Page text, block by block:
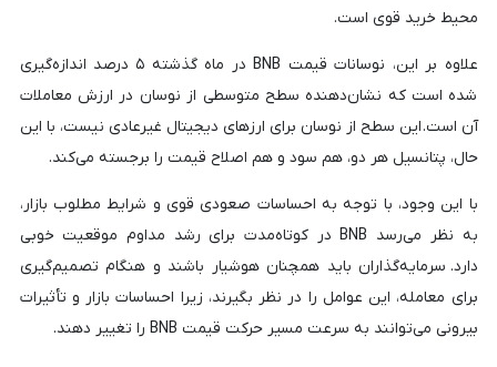
محیط خرید قوی است.
علاوه بر این، نوسانات قیمت BNB در ماه گذشته ۵ درصد اندازه‌گیری
شده است که نشان‌دهنده سطح متوسطی از نوسان در ارزش معاملات
آن است. این سطح از نوسان برای ارزهای دیجیتال غیرعادی نیست، با این
حال، پتانسیل هر دو، هم سود و هم اصلاح قیمت را برجسته می‌کند.
با این وجود، با توجه به احساسات صعودی قوی و شرایط مطلوب بازار،
به نظر می‌رسد BNB در کوتاه‌مدت برای رشد مداوم موقعیت خوبی
دارد. سرمایه‌گذاران باید همچنان هوشیار باشند و هنگام تصمیم‌گیری
برای معامله، این عوامل را در نظر بگیرند، زیرا احساسات بازار و تأثیرات
بیرونی می‌توانند به سرعت مسیر حرکت قیمت BNB را تغییر دهند.